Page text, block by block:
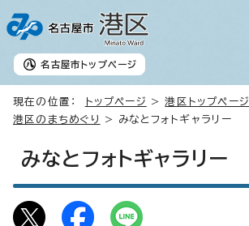
名古屋市 トップページ
現在の位置： トップページ >港区トップページ
港区のまちめぐり
> みなとフォトギャラリー
みなとフォトギャラリー